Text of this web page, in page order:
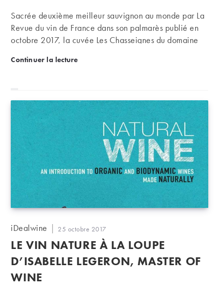
Sacrée deuxième meilleur sauvignon au monde par La
Revue du vin de France dans son palmarès publié en
octobre 2017, la cuvée Les Chasseignes du domaine
familiale disposant d'un savoir-faire et d'un terroir qui
Continuer la lectureLe domaine de Pré Semelé, nouvelle star du
Auteur/autrice
la
publication :
iDealwine
Publication
publiée :
25 octobre 2017
LE VIN NATURE À LA LOUPE
D’ISABELLE LEGERON, MASTER OF
WINE